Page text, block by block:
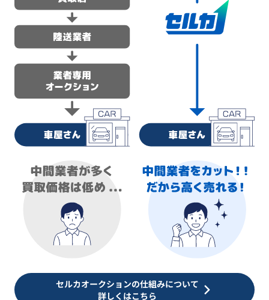
セルカオークションの仕組みについて
詳しくはこちら